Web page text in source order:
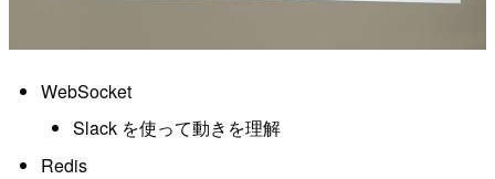
WebSocket
Slack を使って動きを理解
Redis